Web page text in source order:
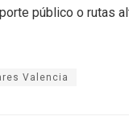
público o rutas
Valencia